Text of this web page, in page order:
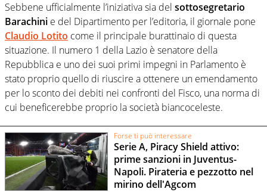
Sebbene ufficialmente l’iniziativa sia del sottosegretario
Barachini e del Dipartimento per l’editoria, il giornale pone
Claudio Lotito come il principale burattinaio di questa
situazione. Il numero 1 della Lazio è senatore della
Repubblica e uno dei suoi primi impegni in Parlamento è
stato proprio quello di riuscire a ottenere un emendamento
per lo sconto dei debiti nei confronti del Fisco, una norma di
cui beneficerebbe proprio la società biancoceleste.
Forse ti può interessare
Serie A, Piracy Shield attivo:
prime sanzioni in Juventus-
Napoli. Pirateria e pezzotto nel
mirino dell'Agcom